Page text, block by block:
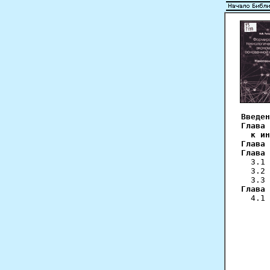
Глава
к
Глава
Глава
3.1
3.2
Глава
4.1